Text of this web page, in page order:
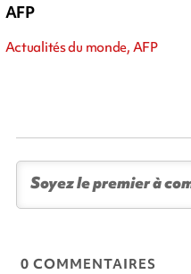
AFP
Actualités du monde, AFP
0 COMMENTAIRES